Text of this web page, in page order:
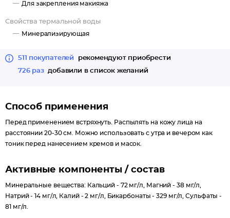
Для закрепления макияжа
Свойства термальной воды
Минерализирующая
511 покупателей
рекомендуют приобрести
726 раз добавили в список желаний
Способ применения
Перед применением встряхнуть. Распылять на кожу лица на
расстоянии 20-30 см. Можно использовать с утра и вечером как
тоник перед нанесением кремов и масок.
Активные компоненты / состав
Минеральные вещества: Кальций - 72 мг/л, Магний - 38 мг/л,
Натрий - 14 мг/л, Калий - 2 мг/л, Бикарбонаты - 329 мг/л, Сульфаты -
81 мг/л.